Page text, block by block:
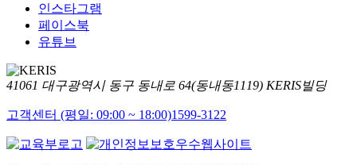
인스타그램
페이스북
유튜브
41061 대구광역시 동구 동내로 64(동내동1119) KERIS빌딩
고객센터 (평일: 09:00 ~ 18:00)1599-3122